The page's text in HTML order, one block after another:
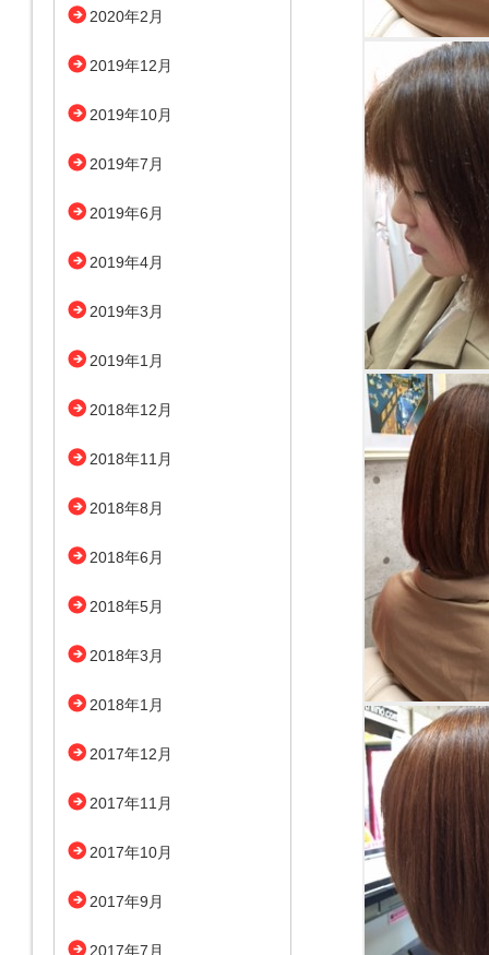
2020年2月
2019年12月
2019年10月
2019年7月
2019年6月
2019年4月
2019年3月
2019年1月
2018年12月
2018年11月
2018年8月
2018年6月
2018年5月
2018年3月
2018年1月
2017年12月
2017年11月
2017年10月
2017年9月
2017年7月